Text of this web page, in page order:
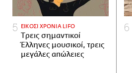
ΕΙΚΟΣΙ ΧΡΟΝΙΑ LIFO
Tρεις σημαντικοί
Έλληνες μουσικοί, τρεις
μεγάλες απώλειες